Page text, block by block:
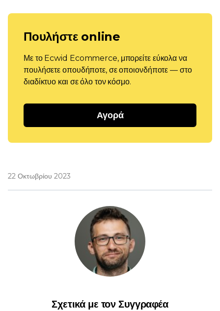
Πουλήστε online
Με το Ecwid Ecommerce, μπορείτε εύκολα να
πουλήσετε οπουδήποτε, σε οποιονδήποτε — στο
διαδίκτυο και σε όλο τον κόσμο.
Αγορά
22 Οκτωβρίου 2023
Σχετικά με τον Συγγραφέα